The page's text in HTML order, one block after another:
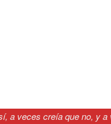
a veces creía que no, y